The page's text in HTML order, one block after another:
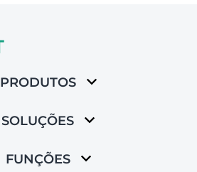
PRODUTOS
SOLUÇÕES
FUNÇÕES